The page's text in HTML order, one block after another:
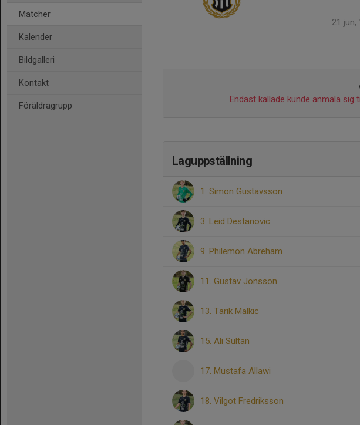
Matcher
Kalender
Bildgalleri
Kontakt
Föräldragrupp
21 jun,
Endast kallade kunde anmäla sig
Laguppställning
1. Simon Gustavsson
3. Leid Destanovic
9. Philemon Abreham
11. Gustav Jonsson
13. Tarik Malkic
15. Ali Sultan
17. Mustafa Allawi
18. Vilgot Fredriksson